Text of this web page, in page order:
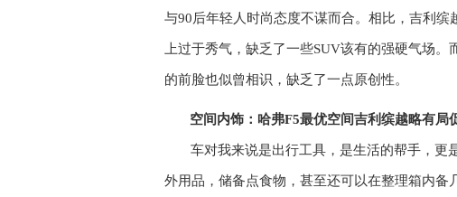
与90后年轻人时尚态度不谋而合。相比，吉利
上过于秀气，缺乏了一些SUV该有的强硬气场。
的前脸也似曾相识，缺乏了一点原创性。
空间内饰：哈弗F5最优空间吉利缤越略有局
车对我来说是出行工具，是生活的帮手，更
外用品，储备点食物，甚至还可以在整理箱内